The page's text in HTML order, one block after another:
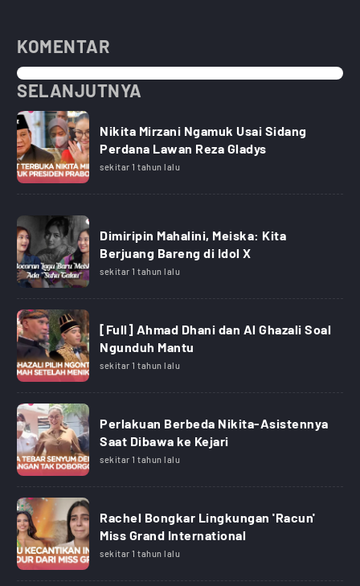
KOMENTAR
SELANJUTNYA
Nikita Mirzani Ngamuk Usai Sidang
Perdana Lawan Reza Gladys
sekitar 1 tahun lalu
Dimiripin Mahalini, Meiska: Kita
Berjuang Bareng di Idol X
sekitar 1 tahun lalu
[Full] Ahmad Dhani dan Al Ghazali Soal
Ngunduh Mantu
sekitar 1 tahun lalu
Perlakuan Berbeda Nikita-Asistennya
Saat Dibawa ke Kejari
sekitar 1 tahun lalu
Rachel Bongkar Lingkungan 'Racun'
Miss Grand International
sekitar 1 tahun lalu